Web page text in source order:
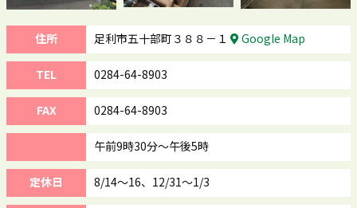
住所 足利市五十部町３８８－１ Google Map
TEL 0284-64-8903
FAX 0284-64-8903
午前9時30分～午後5時
定休日 8/14～16、12/31～1/3